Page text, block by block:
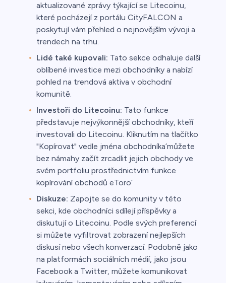
aktualizované zprávy týkající se Litecoinu,
které pocházejí z portálu CityFALCON a
poskytují vám přehled o nejnovějším vývoji a
trendech na trhu.
Lidé také kupovali: Tato sekce odhaluje další
oblíbené investice mezi obchodníky a nabízí
pohled na trendová aktiva v obchodní
komunitě.
Investoři do Litecoinu: Tato funkce
představuje nejvýkonnější obchodníky, kteří
investovali do Litecoinu. Kliknutím na tlačítko
"Kopírovat" vedle jména obchodníka’můžete
bez námahy začít zrcadlit jejich obchody ve
svém portfoliu prostřednictvím funkce
kopírování obchodů eToro’
.
Diskuze: Zapojte se do komunity v této
sekci, kde obchodníci sdílejí příspěvky a
diskutují o Litecoinu. Podle svých preferencí
si můžete vyfiltrovat zobrazení nejlepších
diskusí nebo všech konverzací. Podobně jako
na platformách sociálních médií, jako jsou
Facebook a Twitter, můžete komunikovat